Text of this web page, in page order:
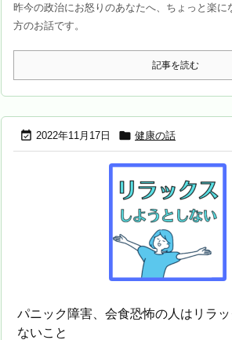
昨今の政治にお怒りのあなたへ、ちょっと楽に
方のお話です。
記事を読む
 2022年11月17日  健康の話
パニック障害、会食恐怖の人はリラ
ないこと